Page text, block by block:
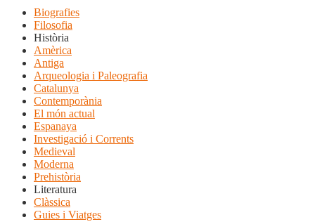
Biografies
Filosofia
Història
Amèrica
Antiga
Arqueologia i Paleografia
Catalunya
Contemporània
El món actual
Espanaya
Investigació i Corrents
Medieval
Moderna
Prehistòria
Literatura
Clàssica
Guies i Viatges